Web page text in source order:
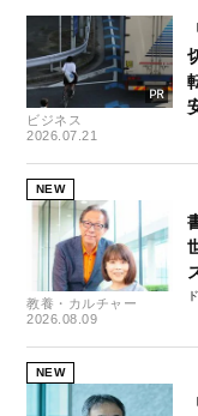
ビジネス
2026.07.21
NEW
教養・カルチャー
2026.08.09
NEW